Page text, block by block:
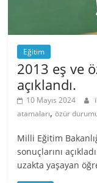
Eğitim
2013 eş ve
açıklandı.
10 Mayıs 2024
atamaları,özür
Milli Eğitim
sonuçlarını
uzakta yaşayan